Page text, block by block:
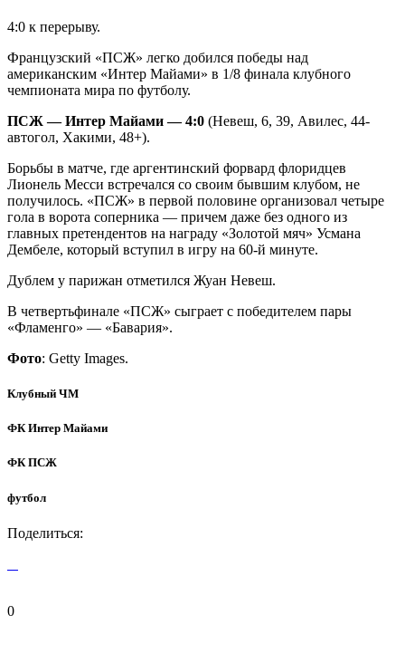
4:0 к перерыву.
Французский «ПСЖ» легко добился победы над
американским «Интер Майами» в 1/8 финала клубного
чемпионата мира по футболу.
ПСЖ — Интер Майами — 4:0 (Невеш, 6, 39, Авилес, 44-
автогол, Хакими, 48+).
Борьбы в матче, где аргентинский форвард флоридцев
Лионель Месси встречался со своим бывшим клубом, не
получилось. «ПСЖ» в первой половине организовал четыре
гола в ворота соперника — причем даже без одного из
главных претендентов на награду «Золотой мяч» Усмана
Дембеле, который вступил в игру на 60-й минуте.
Дублем у парижан отметился Жуан Невеш.
В четвертьфинале «ПСЖ» сыграет с победителем пары
«Фламенго» — «Бавария».
Фото: Getty Images.
Клубный ЧМ
ФК Интер Майами
ФК ПСЖ
футбол
Поделиться:
0